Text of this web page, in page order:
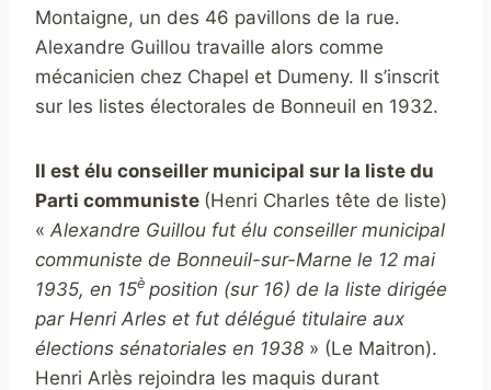
Montaigne, un des 46 pavillons de la rue.
Alexandre Guillou travaille alors comme
mécanicien chez Chapel et Dumeny. Il s’inscrit
sur les listes électorales de Bonneuil en 1932.
Il est élu conseiller municipal sur la liste du
Parti communiste (Henri Charles tête de liste)
« Alexandre Guillou fut élu conseiller municipal
communiste de Bonneuil-sur-Marne le 12 mai
1935, en 15è position (sur 16) de la liste dirigée
par Henri Arles et fut délégué titulaire aux
élections sénatoriales en 1938 » (Le Maitron).
Henri Arlès rejoindra les maquis durant